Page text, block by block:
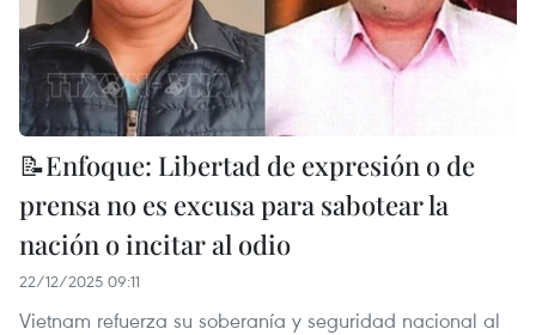
📝Enfoque: Libertad de expresión o de
prensa no es excusa para sabotear la
nación o incitar al odio
22/12/2025 09:11
Vietnam refuerza su soberanía y seguridad nacional al